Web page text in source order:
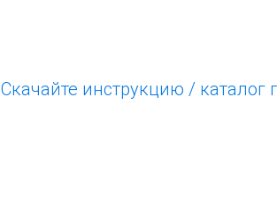
Скачайте инструкцию / каталог